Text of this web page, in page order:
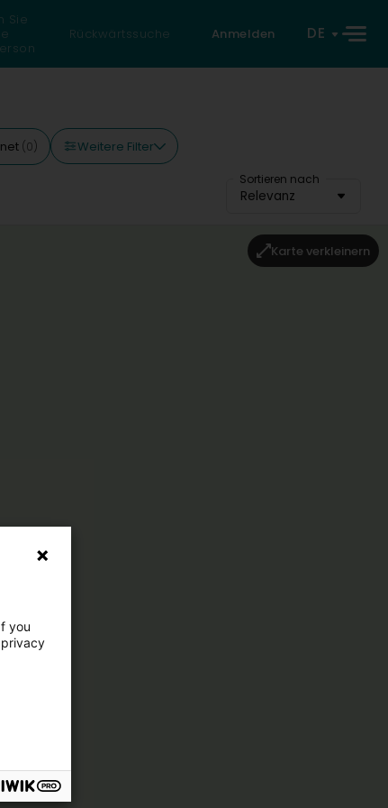
Sie
Rückwärtssuche Anmelden DE
(0) Weitere Filter
Sortieren nach
Relevanz
Karte verkleinern
you